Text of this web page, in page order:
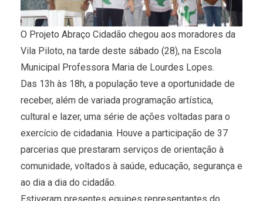
O Projeto Abraço Cidadão chegou aos moradores da
Vila Piloto, na tarde deste sábado (28), na Escola
Municipal Professora Maria de Lourdes Lopes.
Das 13h às 18h, a população teve a oportunidade de
receber, além de variada programação artística,
cultural e lazer, uma série de ações voltadas para o
exercício de cidadania. Houve a participação de 37
parcerias que prestaram serviços de orientação à
comunidade, voltados à saúde, educação, segurança e
ao dia a dia do cidadão.